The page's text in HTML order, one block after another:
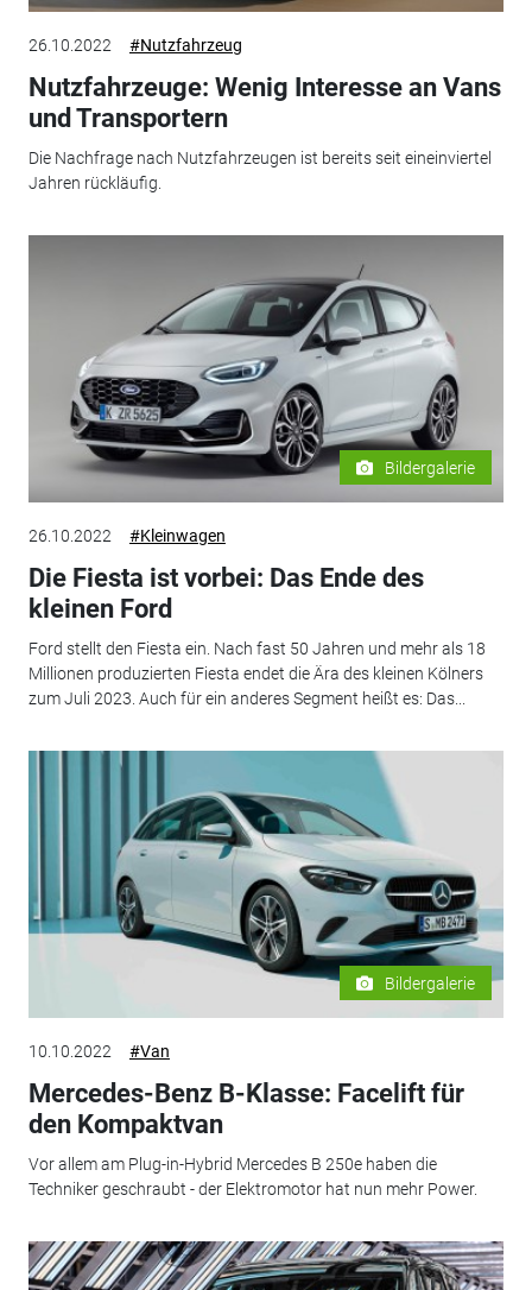
26.10.2022 #Nutzfahrzeug
Nutzfahrzeuge: Wenig Interesse an Vans
und Transportern
Die Nachfrage nach Nutzfahrzeugen ist bereits seit eineinviertel
Jahren rückläufig.
Bildergalerie
26.10.2022 #Kleinwagen
Die Fiesta ist vorbei: Das Ende des
kleinen Ford
Ford stellt den Fiesta ein. Nach fast 50 Jahren und mehr als 18
Millionen produzierten Fiesta endet die Ära des kleinen Kölners
zum Juli 2023. Auch für ein anderes Segment heißt es: Das...
Bildergalerie
10.10.2022 #Van
Mercedes-Benz B-Klasse: Facelift für
den Kompaktvan
Vor allem am Plug-in-Hybrid Mercedes B 250e haben die
Techniker geschraubt - der Elektromotor hat nun mehr Power.